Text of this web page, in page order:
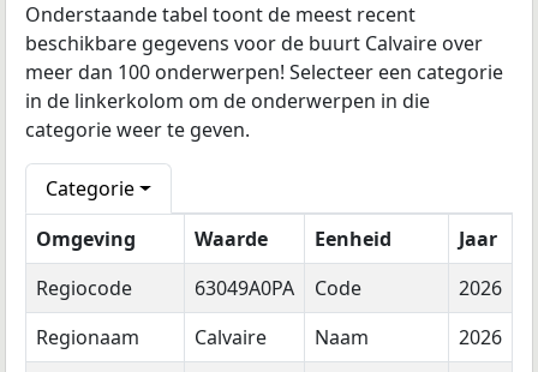
Onderstaande tabel toont de meest recent
beschikbare gegevens voor de buurt Calvaire over
meer dan 100 onderwerpen! Selecteer een categorie
in de linkerkolom om de onderwerpen in die
categorie weer te geven.
Categorie
Omgeving
Waarde Eenheid
Jaar
Regiocode
63049A0PA Code
2026
Regionaam
Calvaire Naam
2026